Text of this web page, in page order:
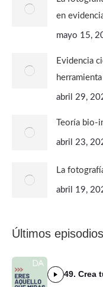
en
mayo 15,
Evidencia
abril 29,
Teoría
abril 23,
La
abril 19,
Últimos
49. Crea